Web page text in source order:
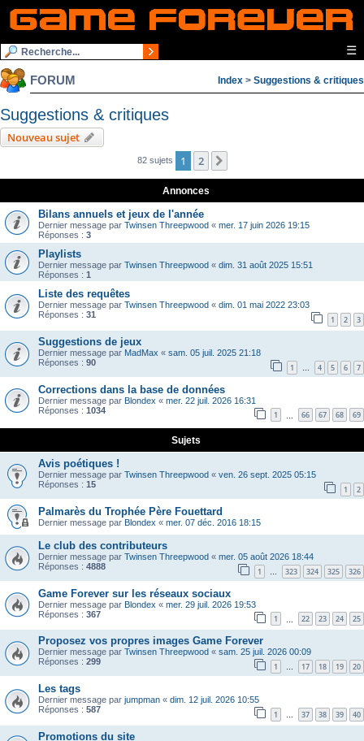
☰
FORUM Index > Suggestions & critiques
Suggestions & critiques
Nouveau sujet
82 sujets 1 2
Annonces
Bilans annuels et jeux de l'année
Dernier message par Twinsen Threepwood « mer. 17 juin 2026 19:15
Réponses : 3
Playlists
Dernier message par Twinsen Threepwood « dim. 31 août 2025 15:51
Réponses : 1
Liste des requêtes
Dernier message par Twinsen Threepwood « dim. 01 mai 2022 23:03
Réponses : 31 1 2 3
Suggestions de jeux
Dernier message par MadMax « sam. 05 juil. 2025 21:18
Réponses : 90 1 … 4 5 6 7
Corrections dans la base de données
Dernier message par Blondex « mer. 22 juil. 2026 16:31
Réponses : 1034 1 66 67 68 69
Sujets
Avis poétiques !
Dernier message par Twinsen Threepwood « ven. 26 sept. 2025 05:15
Réponses : 15 1 2
Palmarès du Trophée Père Fouettard
Dernier message par Blondex « mer. 07 déc. 2016 18:15
Le club des contributeurs
Dernier message par Twinsen Threepwood « mer. 05 août 2026 18:44
Réponses : 4888 1 … 323 324 325 326
Game Forever sur les réseaux sociaux
Dernier message par Blondex « mer. 29 juil. 2026 19:53
Réponses : 367 1 22 23 24 25
Proposez vos propres images Game Forever
Dernier message par Twinsen Threepwood « sam. 25 juil. 2026 00:09
Réponses : 299 1 … 17 18 19 20
Les tags
Dernier message par jumpman « dim. 12 juil. 2026 10:55
Réponses : 587 1 … 37 38 39 40
Promotions du site